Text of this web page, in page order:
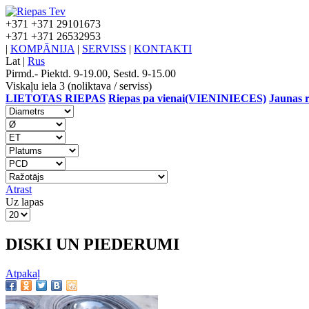
+371 +371 29101673
+371 +371 26532953
| KOMPĀNIJA | SERVISS | KONTAKTI
Lat | Rus
Pirmd.- Piektd. 9-19.00, Sestd. 9-15.00
Viskaļu iela 3 (noliktava / serviss)
LIETOTAS RIEPAS Riepas pa vienai(VIENINIECES) Jaunas
Atrast
Uz lapas
DISKI UN PIEDERUMI
Atpakaļ